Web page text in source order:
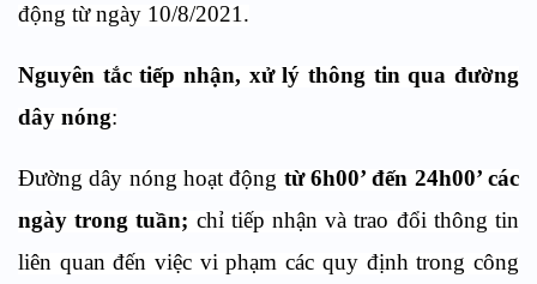
động từ ngày 10/8/2021.
Nguyên tắc tiếp nhận, xử lý thông tin qua đường
dây nóng:
Đường dây nóng hoạt động từ 6h00’ đến 24h00’ các
ngày trong tuần; chỉ tiếp nhận và trao đổi thông tin
liên quan đến việc vi phạm các quy định trong công